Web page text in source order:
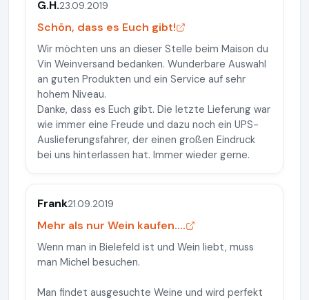
G.H.23.09.2019
Schön, dass es Euch gibt!
Wir möchten uns an dieser Stelle beim Maison du
Vin Weinversand bedanken. Wunderbare Auswahl
an guten Produkten und ein Service auf sehr
hohem Niveau.
Danke, dass es Euch gibt. Die letzte Lieferung war
wie immer eine Freude und dazu noch ein UPS-
Auslieferungsfahrer, der einen großen Eindruck
bei uns hinterlassen hat. Immer wieder gerne.
Frank21.09.2019
Mehr als nur Wein kaufen....
Wenn man in Bielefeld ist und Wein liebt, muss
man Michel besuchen.
Man findet ausgesuchte Weine und wird perfekt